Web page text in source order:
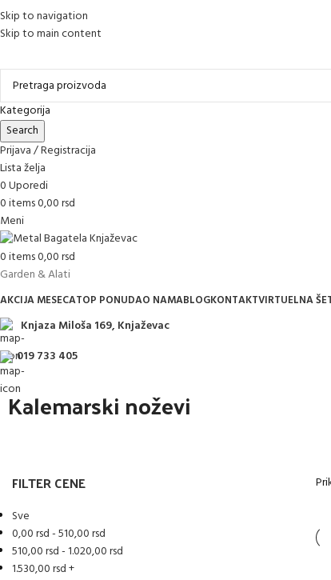
Skip to navigation
Skip to main content
Online kupovina, vaša nova rutina!
Kategorija
Search
Prijava / Registracija
Lista želja
0Uporedi
0items0,00rsd
Meni
0items0,00rsd
Garden & Alati
AKCIJA MESECATOP PONUDAO NAMABLOGKONTAKTVIRTUELNA
Knjaza Miloša 169, Knjaževac
019 733 405
Kalemarski noževi
FILTER CENE
Sve
0,00rsd-510,00rsd
510,00rsd-1.020,00rsd
1.530,00rsd+